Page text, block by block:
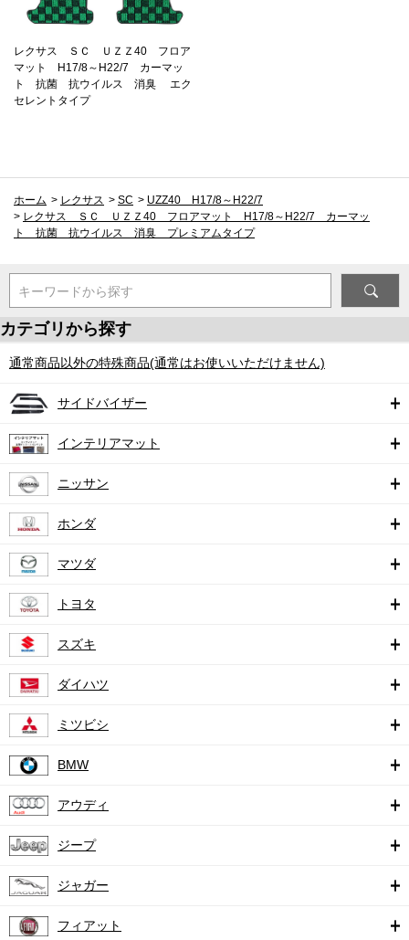
レクサス ＳＣ ＵＺＺ40 フロア
マット H17/8～H22/7 カーマッ
ト 抗菌 抗ウイルス 消臭 エク
セレントタイプ
ホーム > レクサス > SC > UZZ40 H17/8～H22/7
> レクサス ＳＣ ＵＺＺ40 フロアマット H17/8～H22/7 カーマッ
ト 抗菌 抗ウイルス 消臭 プレミアムタイプ
キーワードから探す
カテゴリから探す
通常商品以外の特殊商品(通常はお使いいただけません)
サイドバイザー
インテリアマット
ニッサン
ホンダ
マツダ
トヨタ
スズキ
ダイハツ
ミツビシ
BMW
アウディ
ジープ
ジャガー
フィアット